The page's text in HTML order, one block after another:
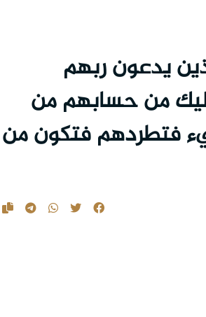
يدعون ربهم
من حسابهم من
فتطردهم فتكون من